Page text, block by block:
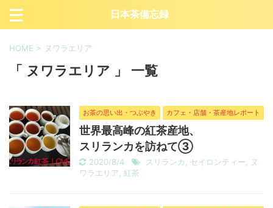
日本茶備忘録
HOME > ヌワラエリア
「 ヌワラエリア 」 一覧
お茶の思い出・つぶやき カフェ・店舗・茶産地レポート
世界最高峰の紅茶産地、
スリランカを訪ねて③
2020/8/4 スリランカ セイロンティー
ヌ
ワラエリア 紅茶